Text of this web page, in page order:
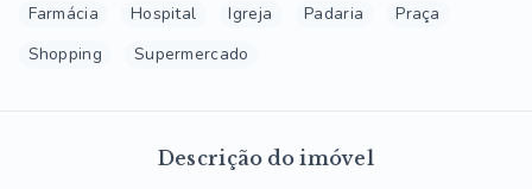
Farmácia
Hospital Igreja Padaria
Praça
Shopping
Supermercado
Descrição do imóvel